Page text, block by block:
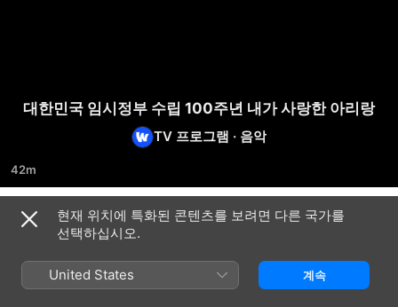
대한민국 임시정부 수립 100주년 내가 사랑한 아리랑
TV 프로그램 · 음악
42m
시즌 1
현재 위치에 특화된 콘텐츠를 보려면 다른 국가를
선택하십시오.
United States 계속